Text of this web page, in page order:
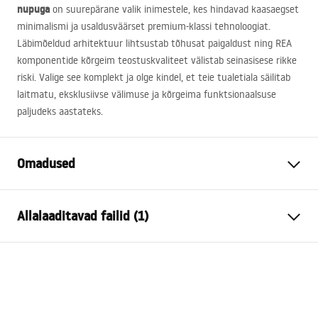
nupuga on suurepärane valik inimestele, kes hindavad kaasaegset
minimalismi ja usaldusväärset premium-klassi tehnoloogiat.
Läbimõeldud arhitektuur lihtsustab tõhusat paigaldust ning REA
komponentide kõrgeim teostuskvaliteet välistab seinasisese rikke
riski. Valige see komplekt ja olge kindel, et teie tualetiala säilitab
laitmatu, eksklusiivse välimuse ja kõrgeima funktsionaalsuse
paljudeks aastateks.
Omadused
Mudel
Ühilduvad loputusnupud
Tüüp T
Allalaaditavad failid (1)